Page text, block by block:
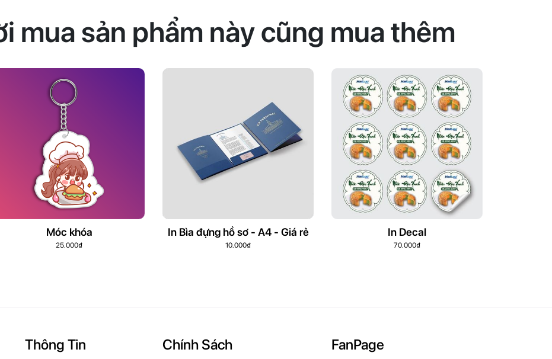
mua sản phẩm này cũng mua thêm
Móc khóa In Bìa đựng hồ sơ - A4 - Giá rẻ In Decal
Thông Tin Chính Sách FanPage